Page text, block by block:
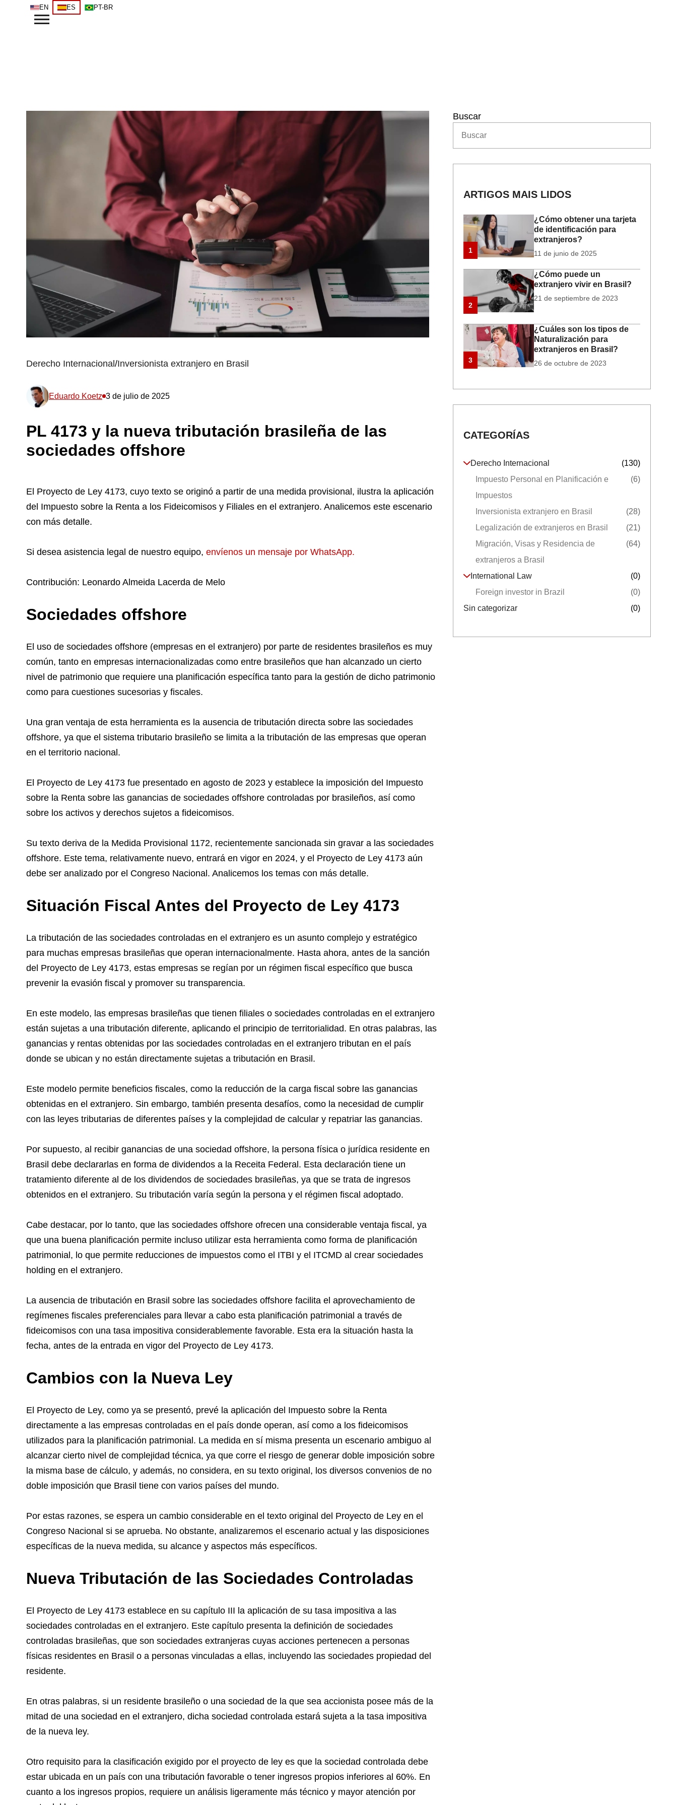
EN ES PT-BR
Derecho Internacional /Inversionista extranjero en Brasil
Eduardo Koetz 3 de julio de 2025
PL 4173 y la nueva tributación brasileña de las
sociedades offshore
El Proyecto de Ley 4173, cuyo texto se originó a partir de una medida provisional, ilustra la aplicación
del Impuesto sobre la Renta a los Fideicomisos y Filiales en el extranjero. Analicemos este escenario
con más detalle.
Si desea asistencia legal de nuestro equipo, envíenos un mensaje por WhatsApp.
Contribución: Leonardo Almeida Lacerda de Melo
Sociedades offshore
El uso de sociedades offshore (empresas en el extranjero) por parte de residentes brasileños es muy
común, tanto en empresas internacionalizadas como entre brasileños que han alcanzado un cierto
nivel de patrimonio que requiere una planificación específica tanto para la gestión de dicho patrimonio
como para cuestiones sucesorias y fiscales.
Una gran ventaja de esta herramienta es la ausencia de tributación directa sobre las sociedades
offshore, ya que el sistema tributario brasileño se limita a la tributación de las empresas que operan
en el territorio nacional.
El Proyecto de Ley 4173 fue presentado en agosto de 2023 y establece la imposición del Impuesto
sobre la Renta sobre las ganancias de sociedades offshore controladas por brasileños, así como
sobre los activos y derechos sujetos a fideicomisos.
Su texto deriva de la Medida Provisional 1172, recientemente sancionada sin gravar a las sociedades
offshore. Este tema, relativamente nuevo, entrará en vigor en 2024, y el Proyecto de Ley 4173 aún
debe ser analizado por el Congreso Nacional. Analicemos los temas con más detalle.
Situación Fiscal Antes del Proyecto de Ley 4173
La tributación de las sociedades controladas en el extranjero es un asunto complejo y estratégico
para muchas empresas brasileñas que operan internacionalmente. Hasta ahora, antes de la sanción
del Proyecto de Ley 4173, estas empresas se regían por un régimen fiscal específico que busca
prevenir la evasión fiscal y promover su transparencia.
En este modelo, las empresas brasileñas que tienen filiales o sociedades controladas en el extranjero
están sujetas a una tributación diferente, aplicando el principio de territorialidad. En otras palabras, las
ganancias y rentas obtenidas por las sociedades controladas en el extranjero tributan en el país
donde se ubican y no están directamente sujetas a tributación en Brasil.
Este modelo permite beneficios fiscales, como la reducción de la carga fiscal sobre las ganancias
obtenidas en el extranjero. Sin embargo, también presenta desafíos, como la necesidad de cumplir
con las leyes tributarias de diferentes países y la complejidad de calcular y repatriar las ganancias.
Por supuesto, al recibir ganancias de una sociedad offshore, la persona física o jurídica residente en
Brasil debe declararlas en forma de dividendos a la Receita Federal. Esta declaración tiene un
tratamiento diferente al de los dividendos de sociedades brasileñas, ya que se trata de ingresos
obtenidos en el extranjero. Su tributación varía según la persona y el régimen fiscal adoptado.
Cabe destacar, por lo tanto, que las sociedades offshore ofrecen una considerable ventaja fiscal, ya
que una buena planificación permite incluso utilizar esta herramienta como forma de planificación
patrimonial, lo que permite reducciones de impuestos como el ITBI y el ITCMD al crear sociedades
holding en el extranjero.
La ausencia de tributación en Brasil sobre las sociedades offshore facilita el aprovechamiento de
regímenes fiscales preferenciales para llevar a cabo esta planificación patrimonial a través de
fideicomisos con una tasa impositiva considerablemente favorable. Esta era la situación hasta la
fecha, antes de la entrada en vigor del Proyecto de Ley 4173.
Cambios con la Nueva Ley
El Proyecto de Ley, como ya se presentó, prevé la aplicación del Impuesto sobre la Renta
directamente a las empresas controladas en el país donde operan, así como a los fideicomisos
utilizados para la planificación patrimonial. La medida en sí misma presenta un escenario ambiguo al
alcanzar cierto nivel de complejidad técnica, ya que corre el riesgo de generar doble imposición sobre
la misma base de cálculo, y además, no considera, en su texto original, los diversos convenios de no
doble imposición que Brasil tiene con varios países del mundo.
Por estas razones, se espera un cambio considerable en el texto original del Proyecto de Ley en el
Congreso Nacional si se aprueba. No obstante, analizaremos el escenario actual y las disposiciones
específicas de la nueva medida, su alcance y aspectos más específicos.
Nueva Tributación de las Sociedades Controladas
El Proyecto de Ley 4173 establece en su capítulo III la aplicación de su tasa impositiva a las
sociedades controladas en el extranjero. Este capítulo presenta la definición de sociedades
controladas brasileñas, que son sociedades extranjeras cuyas acciones pertenecen a personas
físicas residentes en Brasil o a personas vinculadas a ellas, incluyendo las sociedades propiedad del
residente.
En otras palabras, si un residente brasileño o una sociedad de la que sea accionista posee más de la
mitad de una sociedad en el extranjero, dicha sociedad controlada estará sujeta a la tasa impositiva
de la nueva ley.
Otro requisito para la clasificación exigido por el proyecto de ley es que la sociedad controlada debe
estar ubicada en un país con una tributación favorable o tener ingresos propios inferiores al 60%. En
cuanto a los ingresos propios, requiere un análisis ligeramente más técnico y mayor atención por
Buscar
ARTIGOS MAIS LIDOS
1
¿Cómo obtener una tarjeta
de identificación para
extranjeros?
11 de junio de 2025
2
¿Cómo puede un
extranjero vivir en Brasil?
21 de septiembre de 2023
3
¿Cuáles son los tipos de
Naturalización para
extranjeros en Brasil?
26 de octubre de 2023
CATEGORÍAS
Derecho Internacional
(130)
Impuesto Personal en Planificación e
Impuestos
(6)
Inversionista extranjero en Brasil
(28)
Legalización de extranjeros en Brasil
(21)
Migración, Visas y Residencia de
extranjeros a Brasil
(64)
International Law
(0)
Foreign investor in Brazil
(0)
Sin categorizar
(0)